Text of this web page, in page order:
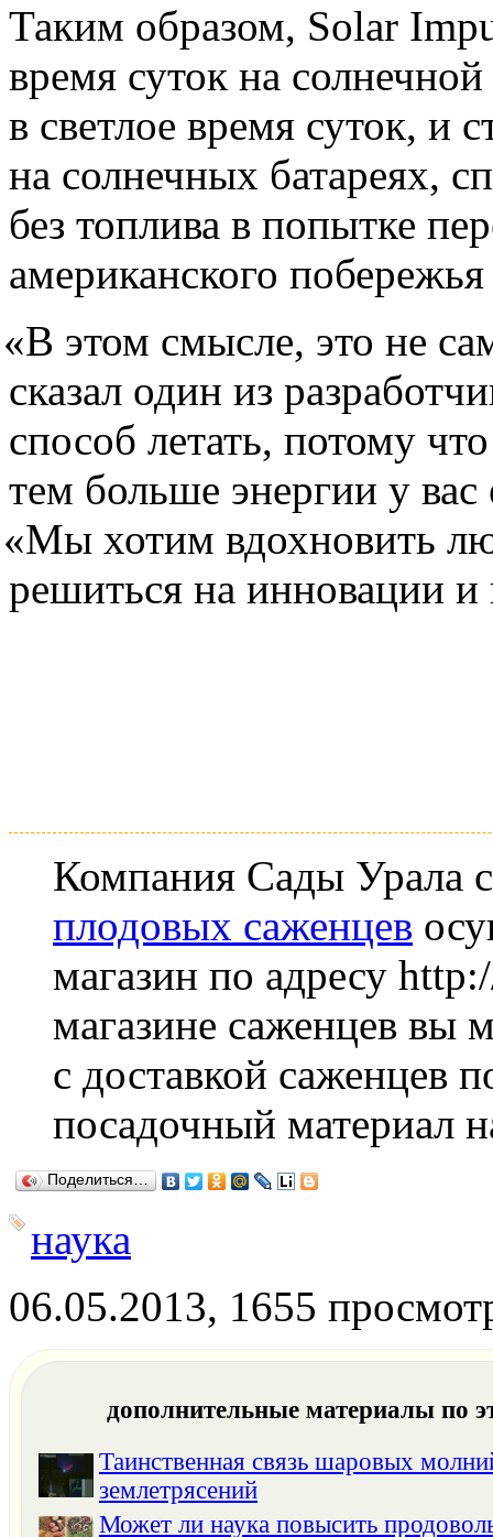
Таким образом, Solar
время суток на
в светлое время суток, и
на солнечных батареях,
без топлива в попытке
американского
«В этом смысле, это не
сказал один из
способ летать, потому
тем больше энергии у
«Мы хотим вдохновить
решиться на инновации и
Компания Сады Урала
плодовых саженцев
магазин по адресу
магазине саженцев вы
с доставкой саженцев
посадочный материал
Поделиться…
наука
06.05.2013, 1655
дополнительные материалы по
Таинственная связь шаровых
землетрясений
Может ли наука повысить